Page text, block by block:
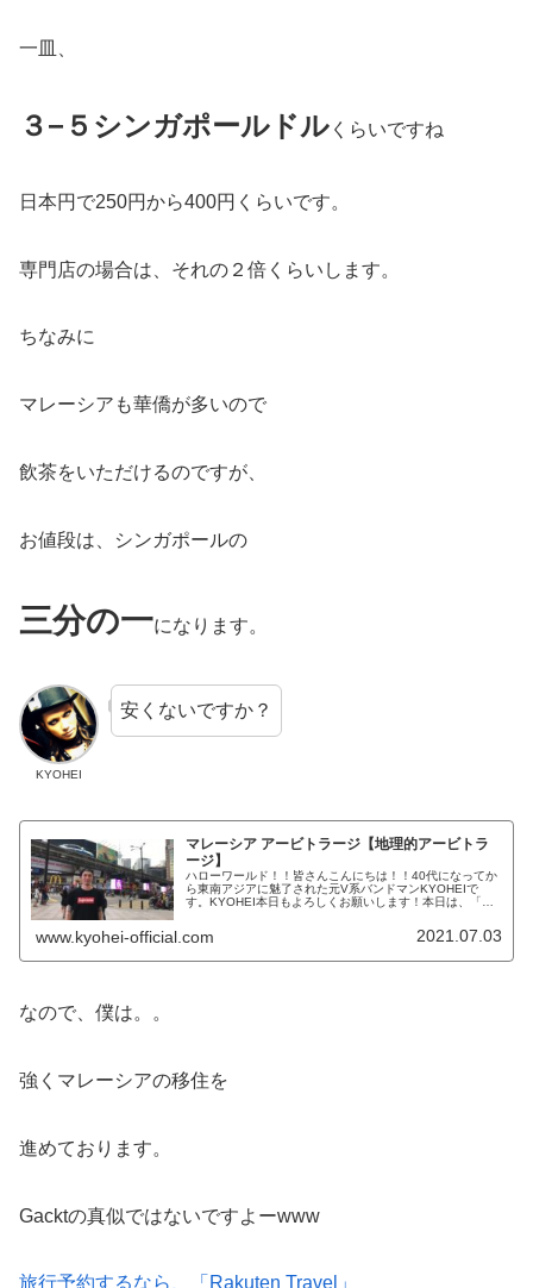
一皿、
３−５シンガポールドル くらいですね
日本円で250円から400円くらいです。
専門店の場合は、それの２倍くらいします。
ちなみに
マレーシアも華僑が多いので
飲茶をいただけるのですが、
お値段は、シンガポールの
三分の一になります。
KYOHEI
安くないですか？
マレーシア アービトラージ【地理的アービトラ
ージ】
ハローワールド！！皆さんこんにちは！！40代になってか
ら東南アジアに魅了された元V系バンドマンKYOHEIで
す。KYOHEI本日もよろしくお願いします！本日は、「地
www.kyohei-official.com 2021.07.03
なので、僕は。。
強くマレーシアの移住を
進めております。
Gacktの真似ではないですよーwww
旅行予約するなら、「Rakuten Travel」